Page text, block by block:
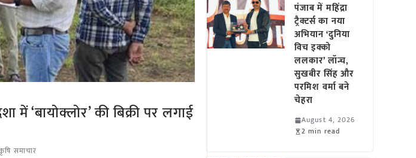
‘बायोक्लोर’ की बिक्री पर लगाई
समाचार
पंजाब में महिंद्रा
ट्रैक्टर्स का नया
अभियान ‘दुनिया
विच इक्को
ललकार’ लॉन्च,
सुखबीर सिंह और
परमिश वर्मा बने
चेहरा
August 4, 2026
2 min read